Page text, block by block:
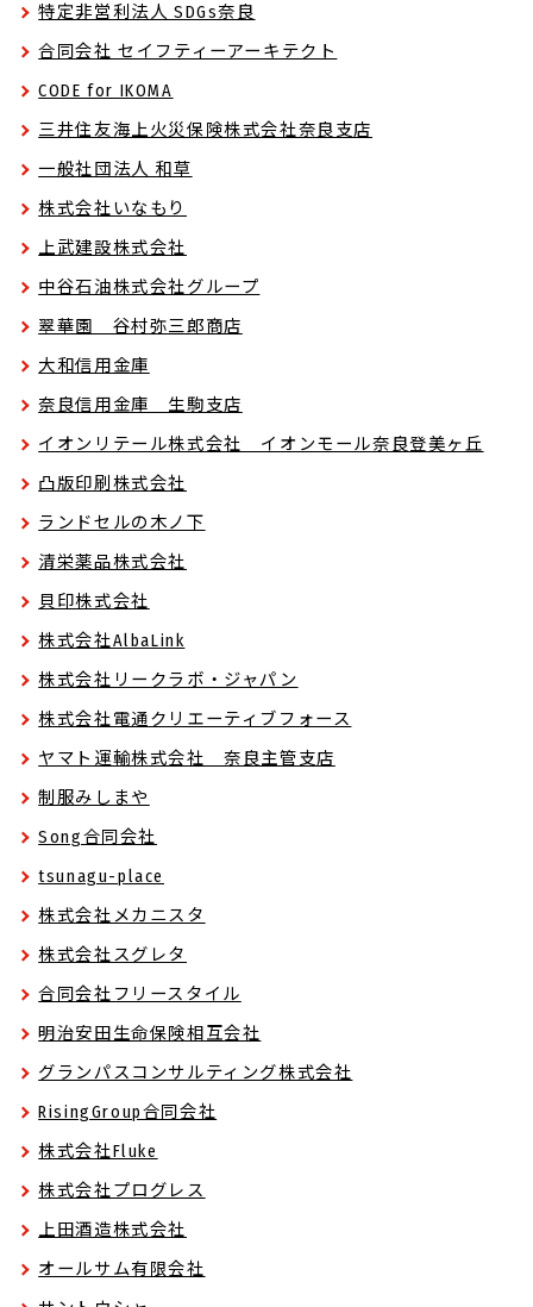
特定非営利法人 SDGs奈良
合同会社 セイフティーアーキテクト
CODE for IKOMA
三井住友海上火災保険株式会社奈良支店
一般社団法人 和草
株式会社いなもり
上武建設株式会社
中谷石油株式会社グループ
翠華園 谷村弥三郎商店
大和信用金庫
奈良信用金庫 生駒支店
イオンリテール株式会社 イオンモール奈良登美ヶ丘
凸版印刷株式会社
ランドセルの木ノ下
清栄薬品株式会社
貝印株式会社
株式会社AlbaLink
株式会社リークラボ・ジャパン
株式会社電通クリエーティブフォース
ヤマト運輸株式会社 奈良主管支店
制服みしまや
Song合同会社
tsunagu-place
株式会社メカニスタ
株式会社スグレタ
合同会社フリースタイル
明治安田生命保険相互会社
グランパスコンサルティング株式会社
RisingGroup合同会社
株式会社Fluke
株式会社プログレス
上田酒造株式会社
オールサム有限会社